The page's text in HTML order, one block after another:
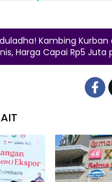
Kambing Kurban
Harga Capai Rp5 Juta